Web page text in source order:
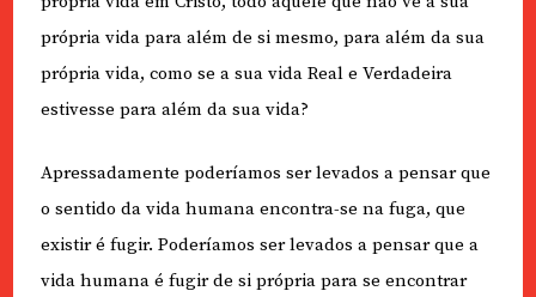
própria vida para além de si mesmo, para além da sua
própria vida, como se a sua vida Real e Verdadeira
estivesse para além da sua vida?
Apressadamente poderíamos ser levados a pensar que
o sentido da vida humana encontra-se na fuga, que
existir é fugir. Poderíamos ser levados a pensar que a
vida humana é fugir de si própria para se encontrar